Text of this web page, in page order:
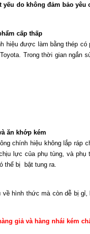
do không đảm bảo
cấp thấp
hiệu được làm bằng thép
Trong thời gian ngắn
ăn khớp kém
chính hiệu không lắp
lực của phụ tùng, và
thể bị bật tung ra.
về hình thức mà còn dễ bị
giả và hàng nhái kém